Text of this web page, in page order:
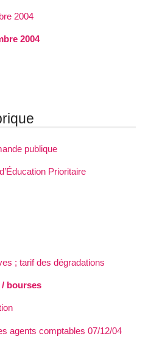
2004
2004
publique
Prioritaire
; tarif des dégradations
bourses
agents comptables 07/12/04